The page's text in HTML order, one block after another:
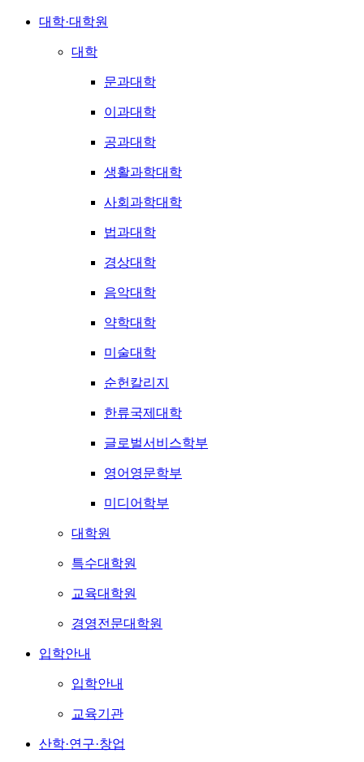
대학·대학원
대학
문과대학
이과대학
공과대학
생활과학대학
사회과학대학
법과대학
경상대학
음악대학
약학대학
미술대학
순헌칼리지
한류국제대학
글로벌서비스학부
영어영문학부
미디어학부
대학원
특수대학원
교육대학원
경영전문대학원
입학안내
입학안내
교육기관
산학·연구·창업